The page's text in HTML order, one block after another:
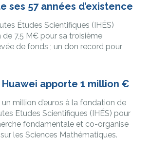
ses 57 années d’existence
Études Scientifiques (IHÉS)
7,5 M€ pour sa troisième
de fonds ; un don record pour
Huawei apporte 1 million €
million d’euros à la fondation de
Etudes Scientifiques (IHÉS) pour
fondamentale et co-organise
les Sciences Mathématiques.